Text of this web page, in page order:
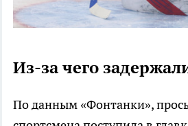
Из-за чего
По данным «Фонтанки»,